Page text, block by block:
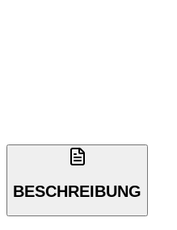
BESCHREIBUNG